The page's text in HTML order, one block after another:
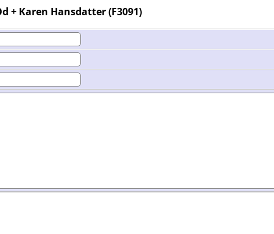
+ Karen Hansdatter (F3091)